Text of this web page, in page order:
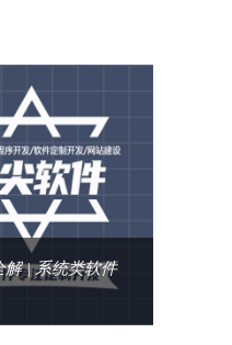
| 系统类软件